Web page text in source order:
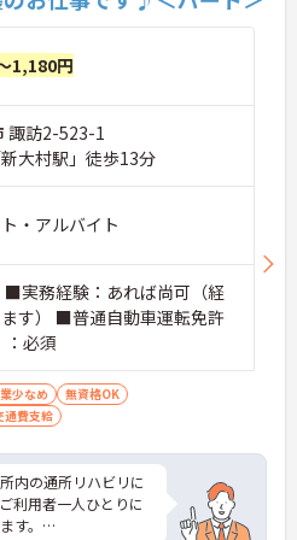
1,180円
諏訪2-523-1
大村駅」徒歩13分
・アルバイト
実務経験：あれば尚可（経
す） ■普通自動車運転免許
：必須
少なめ
無資格OK
通費支給
内の通所リハビリに
利用者一人ひとりに
す。